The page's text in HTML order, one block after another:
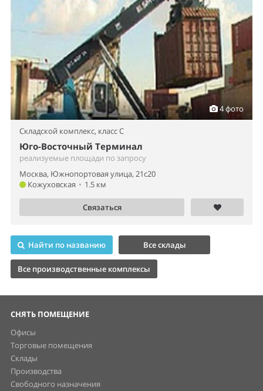
4 фото
Складской комплекс, класс C
Юго-Восточный Терминал
реализуемые площади по запросу
Москва, Южнопортовая улица, 21с20
Кожуховская • 1.5 км
Связаться
Найти по названию Все склады
Все производственные комплексы
СНЯТЬ ПОМЕЩЕНИЕ
Офисы
Торговые помещения
Склады
Производства
Свободного назначения